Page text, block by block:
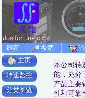
dualfortune.com
最新 搜索
主页
转速监控
分类浏览
本公司转
能，充分
产品主要
性和可靠